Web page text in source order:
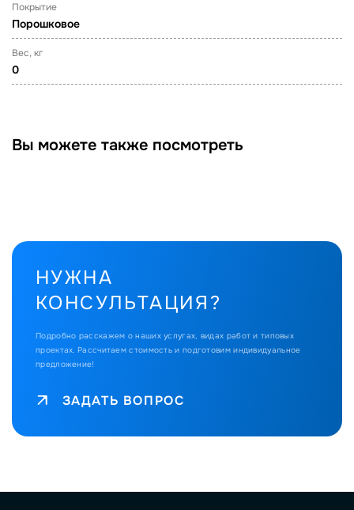
Покрытие
Порошковое
Вес, кг
0
Вы можете также посмотреть
НУЖНА
КОНСУЛЬТАЦИЯ?
Подробно расскажем о наших услугах, видах работ и типовых
проектах. Рассчитаем стоимость и подготовим индивидуальное
предложение!
ЗАДАТЬ ВОПРОС